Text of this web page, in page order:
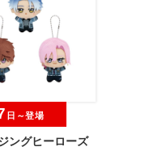
ングヒーローズ
日～登場